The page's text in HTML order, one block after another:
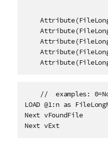
//  examples:
LOAD @1:n as
Next vFoundFile
Next vExt